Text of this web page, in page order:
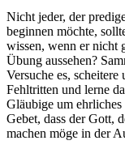
Nicht jeder, der
beginnen möchte,
wissen, wenn er nicht
Übung aussehen?
Versuche es,
Fehltritten und lerne
Gläubige um
Gebet, dass der Gott,
machen möge in der